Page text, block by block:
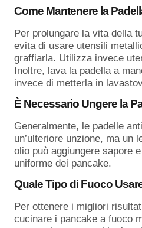
Come Mantenere la
Per prolungare la vita della
evita di usare utensili
graffiarla. Utilizza invece
Inoltre, lava la padella a
invece di metterla in
È Necessario Ungere la
Generalmente, le padelle
un’ulteriore unzione, ma un
olio può aggiungere sapore
uniforme dei pancake.
Quale Tipo di Fuoco
Per ottenere i migliori
cucinare i pancake a fuoco